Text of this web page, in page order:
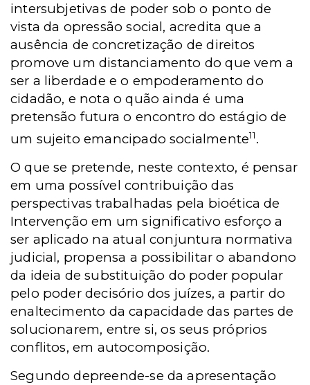
intersubjetivas de poder sob o ponto de
vista da opressão social, acredita que a
ausência de concretização de direitos
promove um distanciamento do que vem a
ser a liberdade e o empoderamento do
cidadão, e nota o quão ainda é uma
pretensão futura o encontro do estágio de
um sujeito emancipado socialmente11.
O que se pretende, neste contexto, é pensar
em uma possível contribuição das
perspectivas trabalhadas pela bioética de
Intervenção em um significativo esforço a
ser aplicado na atual conjuntura normativa
judicial, propensa a possibilitar o abandono
da ideia de substituição do poder popular
pelo poder decisório dos juízes, a partir do
enaltecimento da capacidade das partes de
solucionarem, entre si, os seus próprios
conflitos, em autocomposição.
Segundo depreende-se da apresentação